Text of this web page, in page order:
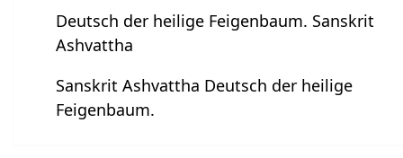
Deutsch der heilige Feigenbaum. Sanskrit
Ashvattha
Sanskrit Ashvattha Deutsch der heilige
Feigenbaum.